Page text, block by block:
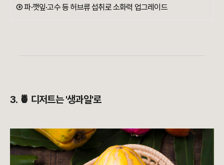
③ 파·깻잎·고수 등 허브류 섭취로 소화력 업그레이드
3. 🍍 디저트는 '생과일'로